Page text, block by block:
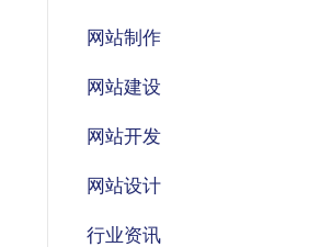
网站制作
网站建设
网站开发
网站设计
行业资讯